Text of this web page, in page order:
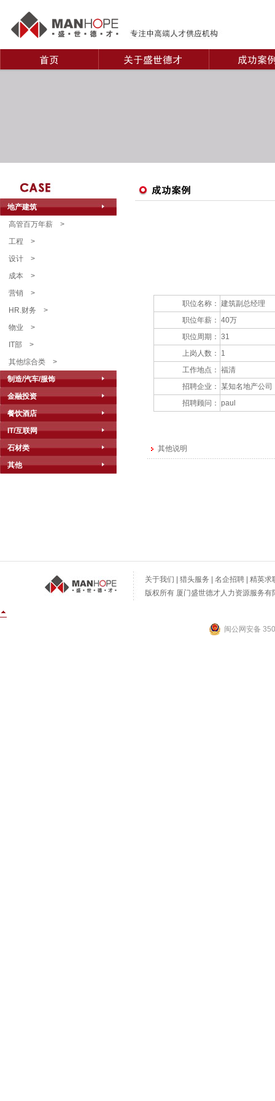
地产建筑
高管百万年薪 >
工程 >
设计 >
成本 >
营销 >
HR.财务 >
物业 >
IT部 >
其他综合类 >
制造/汽车/服饰
金融投资
餐饮酒店
IT/互联网
石材类
其他
职位名称： 建筑副总经理
职位年薪： 40万
职位周期： 31
上岗人数：
1
工作地点： 福清
招聘企业： 某知名地产公司
招聘顾问： paul
其他说明
关于我们 猎头服务 名企招聘
精英求
版权所有 厦门盛世德才人力资源服务
闽公网安备